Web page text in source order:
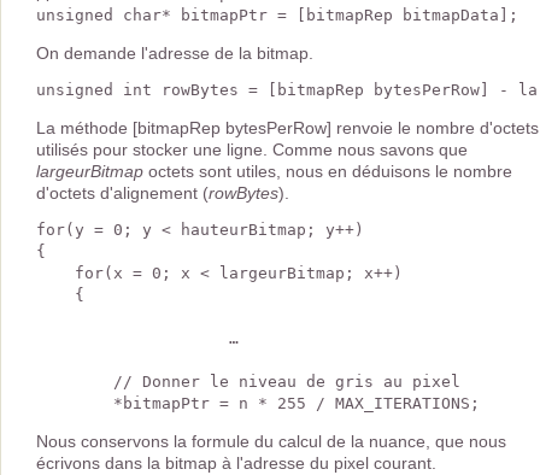
On demande l'adresse de la bitmap.
La méthode [bitmapRep bytesPerRow] renvoie le nombre d'octets
utilisés pour stocker une ligne. Comme nous savons que
largeurBitmap octets sont utiles, nous en déduisons le nombre
d'octets d'alignement (rowBytes).
for(y = 0; y < hauteurBitmap; y++)
{
    for(x = 0; x < largeurBitmap; x++)
    {
                    …
        // Donner le niveau de gris au pixel
Nous conservons la formule du calcul de la nuance, que nous
écrivons dans la bitmap à l'adresse du pixel courant.